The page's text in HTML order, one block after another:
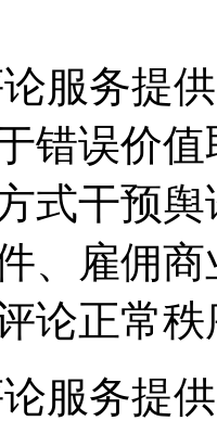
服务提
错误价
式干预
、雇佣
论正常
服务提